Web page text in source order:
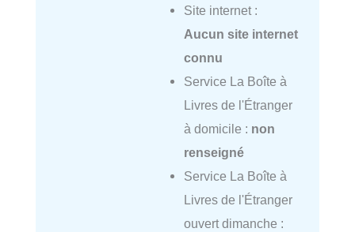
Site internet :
Aucun site internet
connu
Service La Boîte à
Livres de l'Étranger
à domicile : non
renseigné
Service La Boîte à
Livres de l'Étranger
ouvert dimanche :